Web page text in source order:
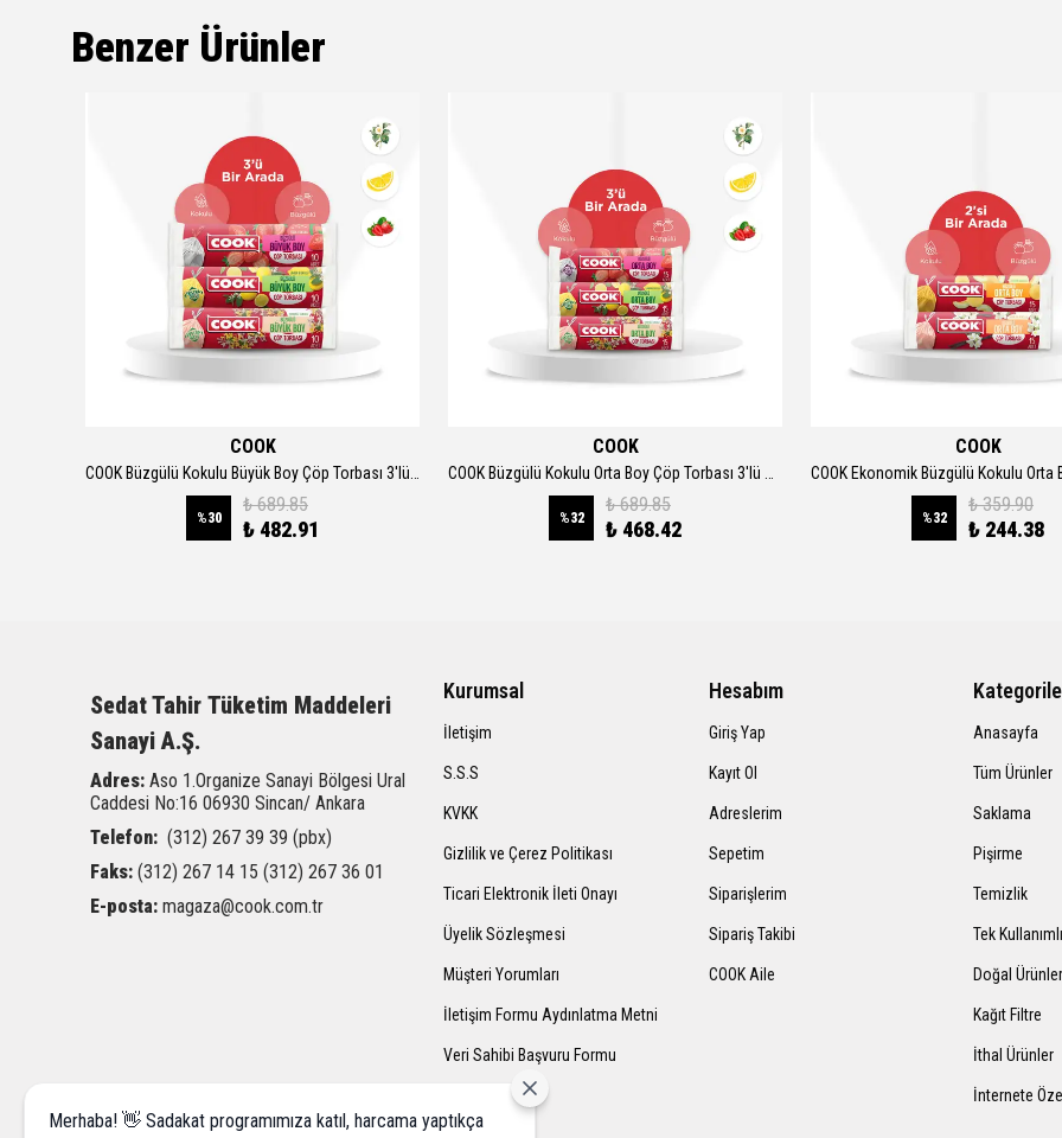
Benzer Ürünler
COOK
COOK Büzgülü Kokulu Büyük Boy Çöp Torbası 3'lü Set 65x70cm 30'lu
%30
₺ 689.85
₺ 482.91
COOK
COOK Büzgülü Kokulu Orta Boy Çöp Torbası 3'lü Set 55x60 cm 45'li
%32
₺ 689.85
₺ 468.42
COOK
%32
₺ 359.90
₺ 244.38
Kurumsal
İletişim
S.S.S
KVKK
Gizlilik ve Çerez Politikası
Ticari Elektronik İleti Onayı
Üyelik Sözleşmesi
Müşteri Yorumları
İletişim Formu Aydınlatma Metni
Veri Sahibi Başvuru Formu
Hesabım
Giriş Yap
Kayıt Ol
Adreslerim
Sepetim
Siparişlerim
Sipariş Takibi
COOK Aile
Anasayfa
Tüm Ürünler
Saklama
Pişirme
Temizlik
Tek
Doğal Ürünler
Kağıt Filtre
İthal Ürünler
İnternete Özel
Sedat Tahir Tüketim Maddeleri
Sanayi A.Ş.
Adres: Aso 1.Organize Sanayi Bölgesi Ural
Caddesi No:16 06930 Sincan/ Ankara
Telefon: (312) 267 39 39 (pbx)
Faks: (312) 267 14 15 (312) 267 36 01
E-posta: magaza@cook.com.tr
Merhaba! 👋 Sadakat programımıza katıl, harcama yaptıkça